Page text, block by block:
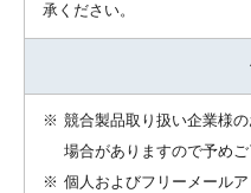
承ください。
※ 競合製品取り扱い企業様
場合がありますので予めご
※ 個人およびフリーメール